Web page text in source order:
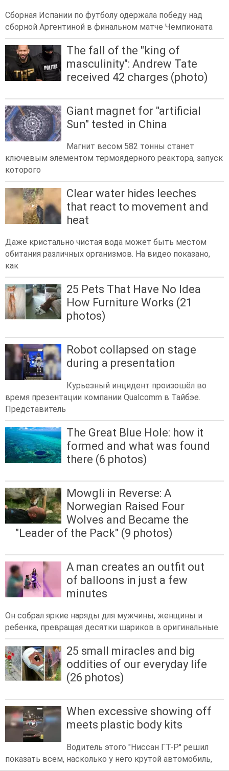
Сборная Испании по футболу одержала победу над
сборной Аргентиной в финальном матче Чемпионата
The fall of the "king of
masculinity": Andrew Tate
received 42 charges (photo)
Giant magnet for "artificial
Sun" tested in China
Магнит весом 582 тонны станет
ключевым элементом термоядерного реактора, запуск
которого
Clear water hides leeches
that react to movement and
heat
Даже кристально чистая вода может быть местом
обитания различных организмов. На видео показано,
как
25 Pets That Have No Idea
How Furniture Works (21
photos)
Robot collapsed on stage
during a presentation
Курьезный инцидент произошёл во
время презентации компании Qualcomm в Тайбэе.
Представитель
The Great Blue Hole: how it
formed and what was found
there (6 photos)
Mowgli in Reverse: A
Norwegian Raised Four
Wolves and Became the
"Leader of the Pack" (9 photos)
A man creates an outfit out
of balloons in just a few
minutes
Он собрал яркие наряды для мужчины, женщины и
ребенка, превращая десятки шариков в оригинальные
25 small miracles and big
oddities of our everyday life
(26 photos)
When excessive showing off
meets plastic body kits
Водитель этого "Ниссан ГТ-Р" решил
показать всем, насколько у него крутой автомобиль,